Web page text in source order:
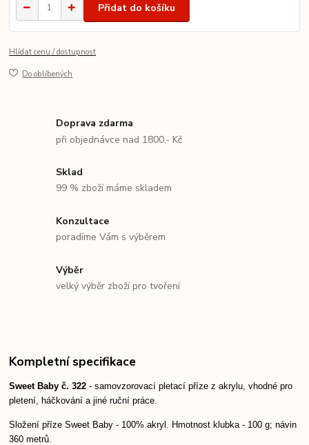
Přidat do košíku
Hlídat cenu / dostupnost
Do oblíbených
Doprava zdarma
při objednávce nad 1800,- Kč
Sklad
99 % zboží máme skladem
Konzultace
poradíme Vám s výběrem
Výběr
velký výběr zboží pro tvoření
Kompletní specifikace
Sweet Baby č. 322 - samovzorovací pletací příze z akrylu, vhodné pro
pletení, háčkování a jiné ruční práce.
Složení příze Sweet Baby - 100% akryl. Hmotnost klubka - 100 g; návin
360 metrů.